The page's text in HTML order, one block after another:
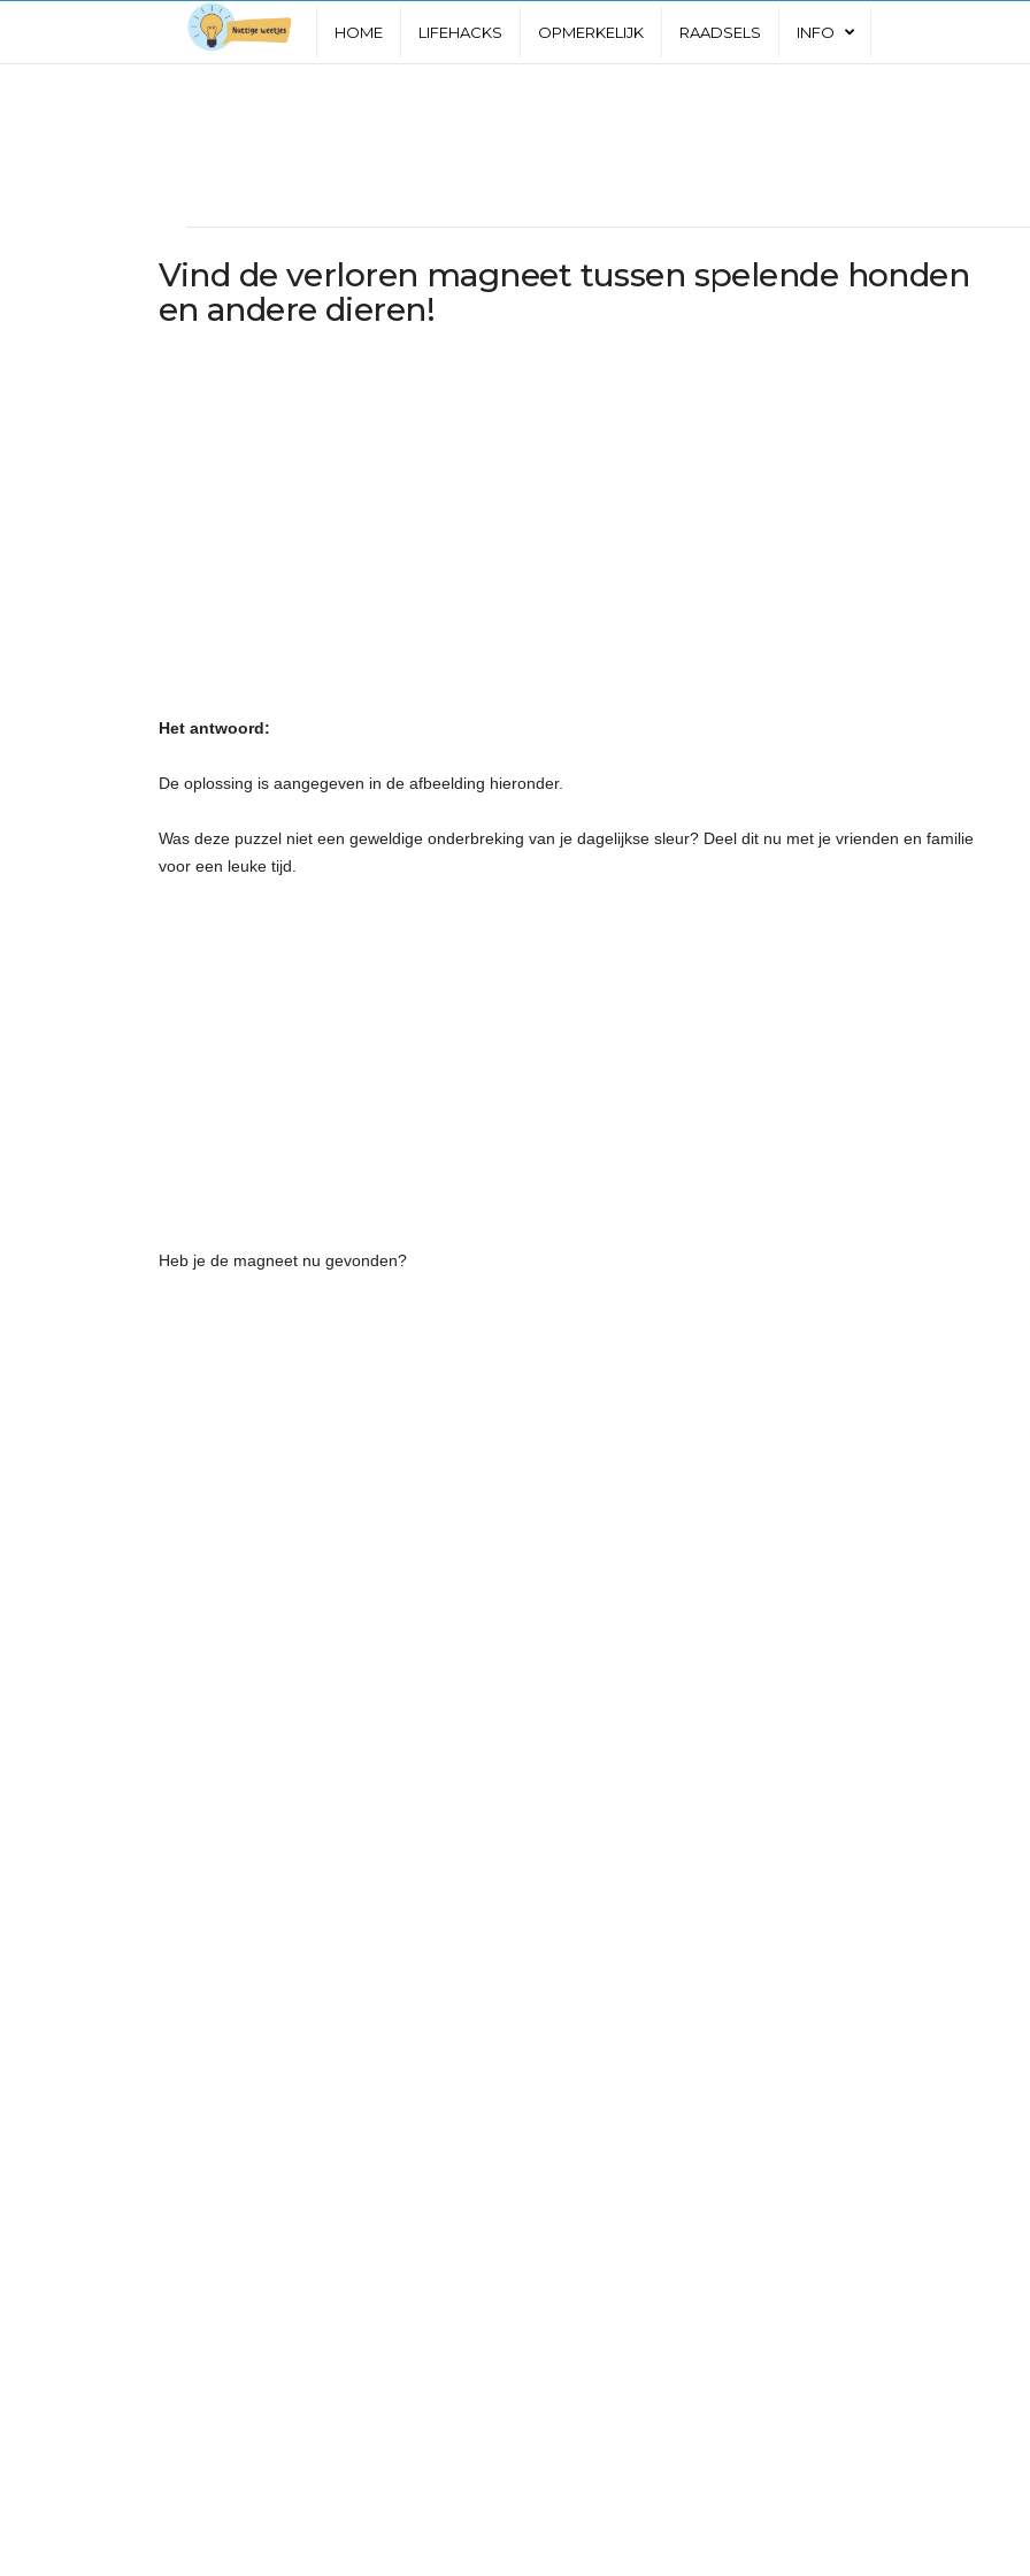
i
g
HOME LIFEHACKS OPMERKELIJK RAADSELS INFO
Vind de verloren magneet tussen spelende honden
en andere dieren!
Het antwoord:
De oplossing is aangegeven in de afbeelding hieronder.
Was deze puzzel niet een geweldige onderbreking van je dagelijkse sleur? Deel dit nu met je vrienden en familie
voor een leuke tijd.
Heb je de magneet nu gevonden?